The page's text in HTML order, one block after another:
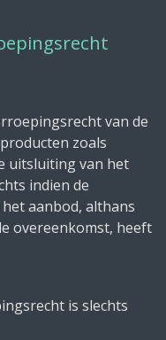
van de
zoals
uitsluiting van het
indien de
aanbod, althans
overeenkomst, heeft
is slechts